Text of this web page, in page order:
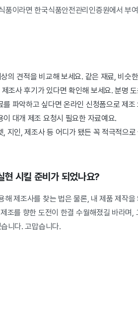
품이라면 한국식품안전관리인증원에서 부
의 견적을 비교해 보세요. 같은 재료, 비슷
조사 후기가 있다면 확인해 보세요. 분명
를 파악하고 싶다면 온라인 신청폼으로 제
이 대개 제조 요청시 필요한 자료예요.
, 지인, 제조사 등 어디가 됐든 꼭 적극적으
현 시킬 준비가 되었나요?
해 제조사를 찾는 법은 물론, 내 제품 제작
조를 향한 도전이 한결 수월해졌길 바라며,
니다. 고맙습니다.